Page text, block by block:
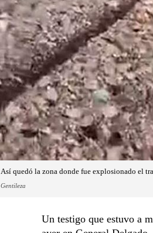
Así quedó la zona donde fue explosionado el
Gentileza
Un testigo que estuvo a